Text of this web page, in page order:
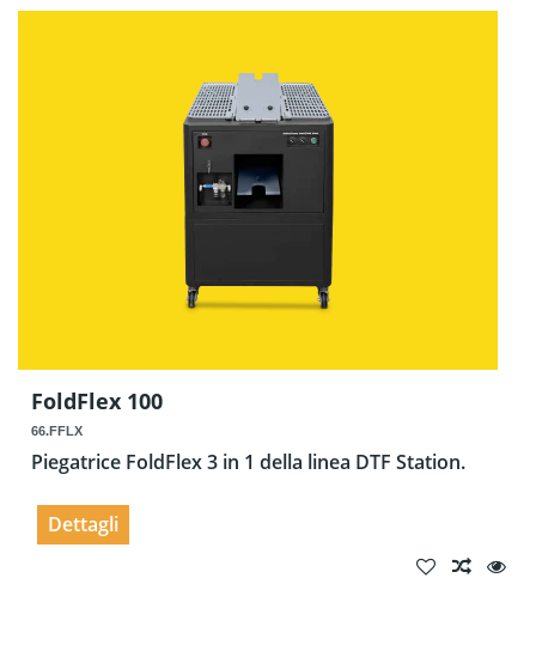
FoldFlex 100
66.FFLX
Piegatrice FoldFlex 3 in 1 della linea DTF Station.
Dettagli